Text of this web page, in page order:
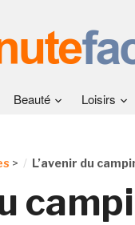
Beauté Loisirs
> L’avenir du